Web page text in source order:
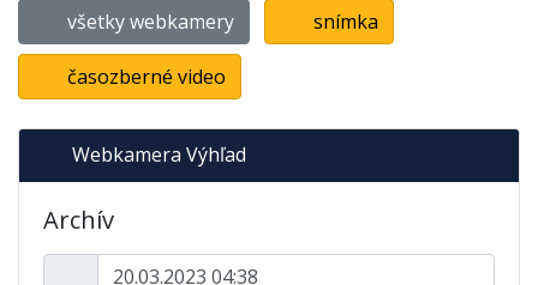
všetky webkamery snímka
časozberné video
Webkamera Výhľad
Archív